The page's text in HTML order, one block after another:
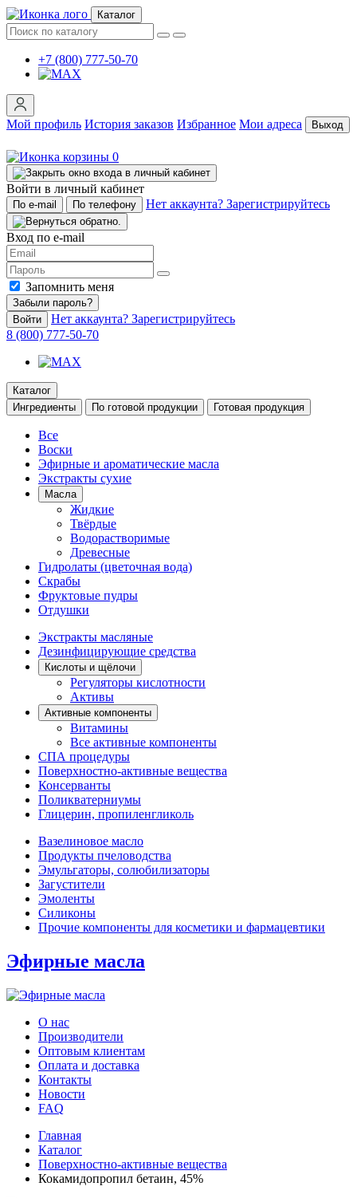
Каталог
+7 (800) 777-50-70
Мой профиль История заказов Избранное Мои адреса Выход
0
Войти в личный кабинет
По e-mail По телефону Нет аккаунта? Зарегистрируйтесь
Вход по e-mail
Запомнить меня
Забыли пароль?
Войти
Нет аккаунта? Зарегистрируйтесь
8 (800) 777-50-70
Каталог
Ингредиенты
По готовой продукции Готовая продукция
Все
Воски
Эфирные и ароматические масла
Экстракты сухие
Масла
Жидкие
Твёрдые
Водорастворимые
Древесные
Гидролаты (цветочная вода)
Скрабы
Фруктовые пудры
Отдушки
Экстракты масляные
Дезинфицирующие средства
Кислоты и щёлочи
Регуляторы кислотности
Активы
Активные компоненты
Витамины
Все активные компоненты
СПА процедуры
Поверхностно-активные вещества
Консерванты
Поликватерниумы
Глицерин, пропиленгликоль
Вазелиновое масло
Продукты пчеловодства
Эмульгаторы, солюбилизаторы
Загустители
Эмоленты
Силиконы
Прочие компоненты для косметики и фармацевтики
Эфирные масла
О нас
Производители
Оптовым клиентам
Оплата и доставка
Контакты
Новости
FAQ
Главная
Каталог
Поверхностно-активные вещества
Кокамидопропил бетаин, 45%